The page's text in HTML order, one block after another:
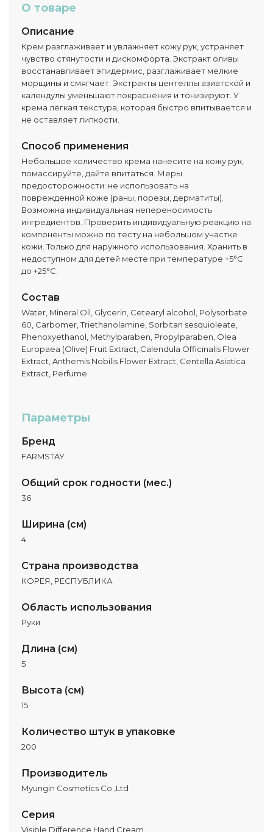
О товаре
Описание
Крем разглаживает и увлажняет кожу рук, устраняет
чувство стянутости и дискомфорта. Экстракт оливы
восстанавливает эпидермис, разглаживает мелкие
морщины и смягчает. Экстракты центеллы азиатской и
календулы уменьшают покраснения и тонизируют. У
крема лёгкая текстура, которая быстро впитывается и
не оставляет липкости.
Способ применения
Небольшое количество крема нанесите на кожу рук,
помассируйте, дайте впитаться. Меры
предосторожности: не использовать на
поврежденной коже (раны, порезы, дерматиты).
Возможна индивидуальная непереносимость
ингредиентов. Проверить индивидуальную реакцию на
компоненты можно по тесту на небольшом участке
кожи. Только для наружного использования. Хранить в
недоступном для детей месте при температуре +5°C
до +25°C.
Состав
Water, Mineral Oil, Glycerin, Cetearyl alcohol, Polysorbate
60, Carbomer, Triethanolamine, Sorbitan sesquioleate,
Phenoxyethanol, Methylparaben, Propylparaben, Olea
Europaea (Olive) Fruit Extract, Calendula Officinalis Flower
Extract, Anthemis Nobilis Flower Extract, Centella Asiatica
Extract, Perfume.
Параметры
Бренд
FARMSTAY
Общий срок годности (мес.)
36
Ширина (см)
4
Страна производства
КОРЕЯ, РЕСПУБЛИКА
Область использования
Руки
Длина (см)
5
Высота (см)
15
Количество штук в упаковке
200
Производитель
Myungin Cosmetics Co.,Ltd
Серия
Visible Difference Hand Cream